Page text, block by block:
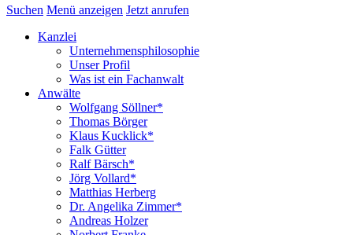
Suchen Menü anzeigen Jetzt anrufen
Kanzlei
Unternehmensphilosophie
Unser Profil
Was ist ein Fachanwalt
Anwälte
Wolfgang Söllner*
Thomas Börger
Klaus Kucklick*
Falk Gütter
Ralf Bärsch*
Jörg Vollard*
Matthias Herberg
Dr. Angelika Zimmer*
Andreas Holzer